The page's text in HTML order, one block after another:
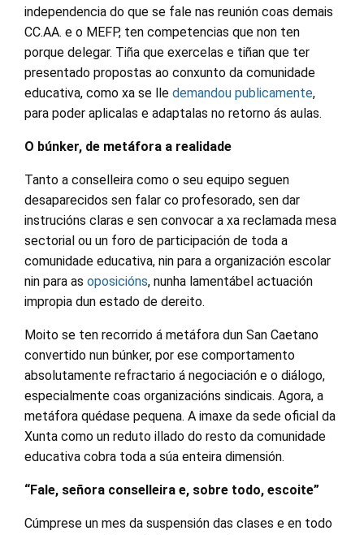
independencia do que se fale nas reunión coas demais
CC.AA. e o MEFP, ten competencias que non ten
porque delegar. Tiña que exercelas e tiñan que ter
presentado propostas ao conxunto da comunidade
educativa, como xa se lle demandou publicamente,
para poder aplicalas e adaptalas no retorno ás aulas.
O búnker, de metáfora a realidade
Tanto a conselleira como o seu equipo seguen
desaparecidos sen falar co profesorado, sen dar
instrucións claras e sen convocar a xa reclamada mesa
sectorial ou un foro de participación de toda a
comunidade educativa, nin para a organización escolar
nin para as oposicións, nunha lamentábel actuación
impropia dun estado de dereito.
Moito se ten recorrido á metáfora dun San Caetano
convertido nun búnker, por ese comportamento
absolutamente refractario á negociación e o diálogo,
especialmente coas organizacións sindicais. Agora, a
metáfora quédase pequena. A imaxe da sede oficial da
Xunta como un reduto illado do resto da comunidade
educativa cobra toda a súa enteira dimensión.
“Fale, señora conselleira e, sobre todo, escoite”
Cúmprese un mes da suspensión das clases e en todo